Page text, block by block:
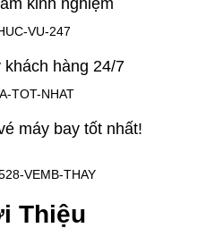
hàng 24/7
máy bay tốt nhất!
Thiệu